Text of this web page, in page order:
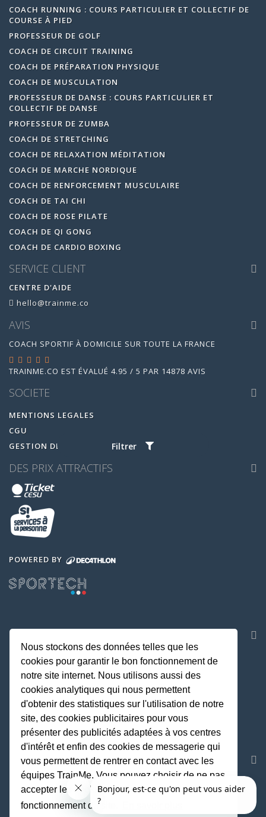
Filtrer
COACH RUNNING : COURS PARTICULIER ET COLLECTIF DE
COURSE À PIED
PROFESSEUR DE GOLF
COACH DE CIRCUIT TRAINING
COACH DE PRÉPARATION PHYSIQUE
COACH DE MUSCULATION
PROFESSEUR DE DANSE : COURS PARTICULIER ET
COLLECTIF DE DANSE
PROFESSEUR DE ZUMBA
COACH DE STRETCHING
COACH DE RELAXATION MÉDITATION
COACH DE MARCHE NORDIQUE
COACH DE RENFORCEMENT MUSCULAIRE
COACH DE TAI CHI
COACH DE ROSE PILATE
COACH DE QI GONG
COACH DE CARDIO BOXING
SERVICE CLIENT
CENTRE D'AIDE
hello@trainme.co
AVIS
COACH SPORTIF À DOMICILE SUR TOUTE LA FRANCE
TRAINME.CO EST ÉVALUÉ 4.95 / 5 PAR 14878 AVIS
SOCIETE
MENTIONS LEGALES
CGU
GESTION DES COOKIES
DES PRIX ATTRACTIFS
POWERED BY
REJOIGNEZ LA COMMUNAUTE
Fait avec
Nous stockons des données telles que les
cookies pour garantir le bon fonctionnement de
notre site internet. Nous utilisons aussi des
cookies analytiques qui nous permettent
d'obtenir des statistiques sur l'utilisation de notre
site, des cookies publicitaires pour vous
présenter des publicités adaptées à vos centres
d'intérêt et enfin des cookies de messagerie qui
vous permettent de rentrer en contact avec les
équipes TrainMe. Vous pouvez choisir de ne pas
accepter les cookies non indispensables au
fonctionnement du site.